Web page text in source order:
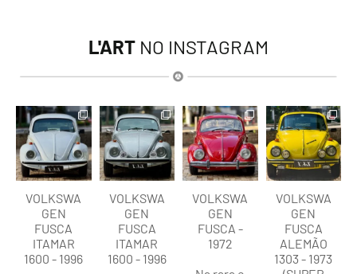
L'ART NO INSTAGRAM
lart.br
Ago 8
VOLKSWA
GEN
FUSCA
ITAMAR
1600 - 1996
lart.br
Ago 8
VOLKSWA
GEN
FUSCA
ITAMAR
1600 - 1996
lart.br
Ago 8
VOLKSWA
GEN
FUSCA -
1972
lart.br
Ago 8
VOLKSWA
GEN
FUSCA
ALEMÃO
1303 - 1973